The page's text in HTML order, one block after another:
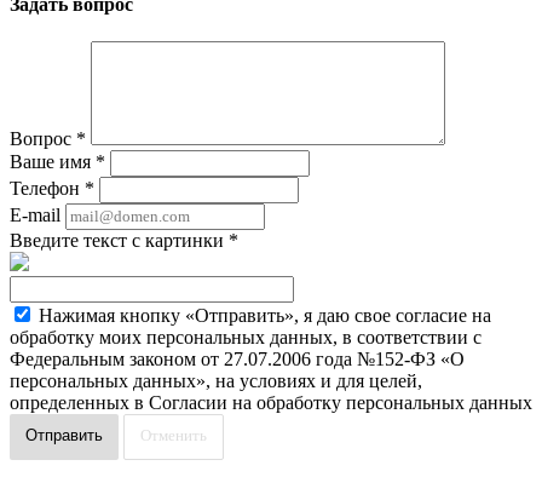
Задать вопрос
Вопрос *
Ваше имя *
Телефон *
E-mail
Введите текст с картинки *
Нажимая кнопку «Отправить», я даю свое согласие на
обработку моих персональных данных, в соответствии с
Федеральным законом от 27.07.2006 года №152-ФЗ «О
персональных данных», на условиях и для целей,
определенных в Согласии на обработку персональных данных
Отменить